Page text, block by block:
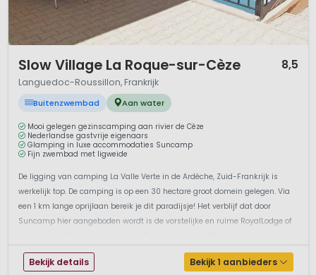
Slow Village La Roque-sur-Cèze 8,5
Languedoc-Roussillon, Frankrijk
Buitenzwembad Aan water
Mooi gelegen gezinscamping aan rivier de Cèze
Nederlandse gastvrije eigenaars
Glamping in luxe accommodaties Suncamp
Fijn zwembad met ligweide
De ligging van camping La Valle Verte in de Ardèche, Zuid-Frankrijk is
werkelijk top. De camping is op een 30 hectare groot domein gelegen. Via
een 1 km lange oprijlaan bereik je dit paradijsje! Het verblijf dat door
Suncamp hier aangeboden wordt is de vorstelijke en ruime RoyalLodge of
Bekijk details Bekijk 1 aanbieders